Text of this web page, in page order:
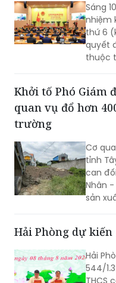
Sáng
nhiệm
thứ 6
quyết
thuộc
Khởi tố Phó Giám
quan vụ đổ hơn
trường
Cơ
tỉnh
can
Nhân
sản
đến
Hải Phòng dự
Hải
544/
THCS